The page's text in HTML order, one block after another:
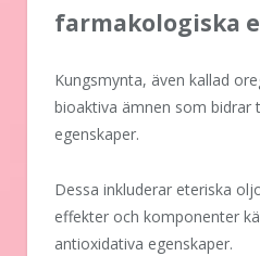
farmakologiska
Kungsmynta, även kallad
bioaktiva ämnen som bidrar
egenskaper.
Dessa inkluderar eteriska
effekter och komponenter
antioxidativa egenskaper.